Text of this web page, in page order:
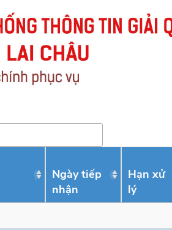
Ngày tiếp
nhận
Hạn xử
lý